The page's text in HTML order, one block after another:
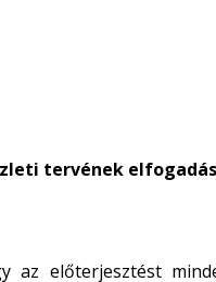
tervének
az előterjesztést